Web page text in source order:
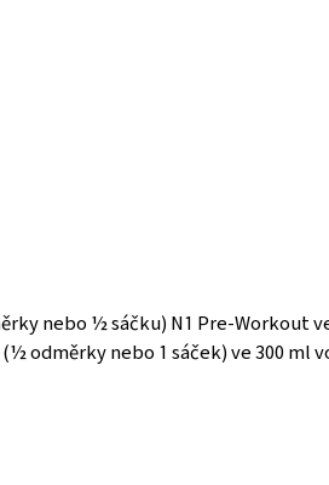
nebo ½ sáčku) N1 Pre-Workout
odměrky nebo 1 sáček) ve 300 ml